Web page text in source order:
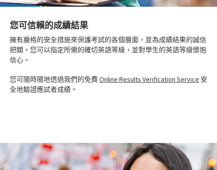
您可信賴的成績結果
擁有嚴格的安全措施來保護考試的各個層面，並為成績結果的誠信
把關。您可以指定所需的確切英語等級，並對學生的英語等級懷抱
信心。
您可隨時隨地透過我們的免費 Online Results Verification Service 安
全地驗證應試者成績。